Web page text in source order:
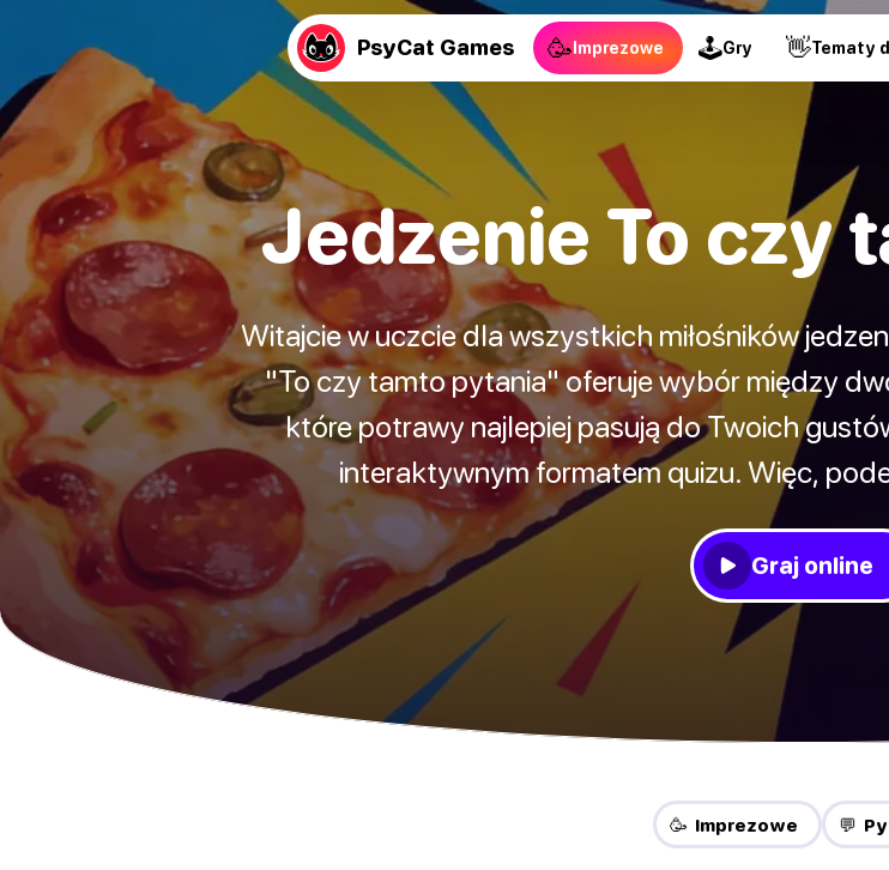
PsyCat Games 🥳Imprezowe 🕹Gry 👋Tematy
Jedzenie To czy
Witajcie w uczcie dla wszystkich miłośników
"To czy tamto pytania" oferuje wybór między
które potrawy najlepiej pasują do Twoich
interaktywnym formatem quizu. Więc,
Graj online
🥳 Imprezowe 💬